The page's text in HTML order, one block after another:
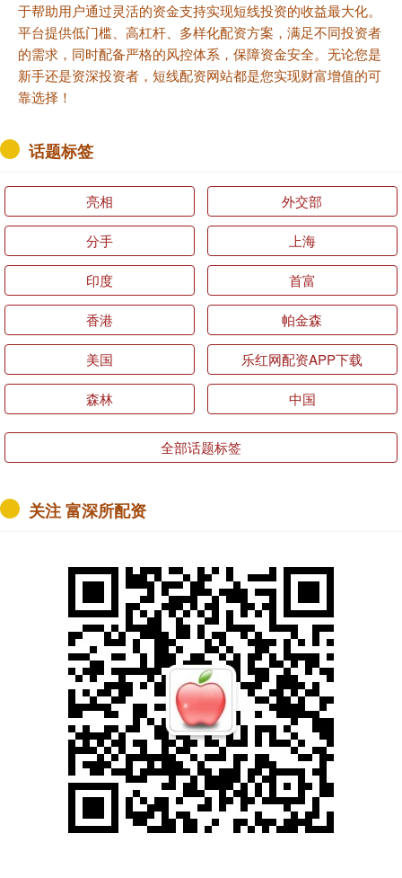
于帮助用户通过灵活的资金支持实现短线投资的收益最大化。
平台提供低门槛、高杠杆、多样化配资方案，满足不同投资者
的需求，同时配备严格的风控体系，保障资金安全。无论您是
新手还是资深投资者，短线配资网站都是您实现财富增值的可
靠选择！
话题标签
亮相 外交部
分手 上海
印度 首富
香港 帕金森
美国 乐红网配资APP下载
森林 中国
全部话题标签
关注 富深所配资